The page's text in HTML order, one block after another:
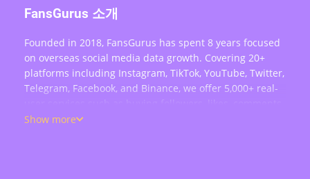
FansGurus 소개
Founded in 2018, FansGurus has spent 8 years focused
on overseas social media data growth. Covering 20+
platforms including Instagram, TikTok, YouTube, Twitter,
Telegram, Facebook, and Binance, we offer 5,000+ real-
views, retweets, and live stream engagement — serving
Show more